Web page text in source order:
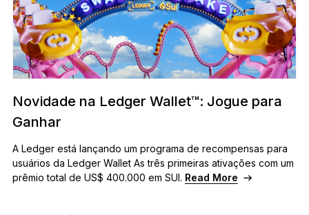
Novidade na Ledger Wallet™: Jogue para
Ganhar
A Ledger está lançando um programa de recompensas para
usuários da Ledger Wallet As três primeiras ativações com um
prêmio total de US$ 400.000 em SUI. Read More